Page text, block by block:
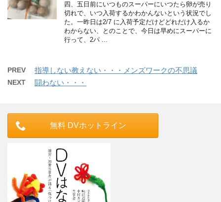
四、五日前にいつものスーパーにいつたら卵が売り
切れで、いつ入荷するかわかんないという状況でし
た。一昨日は2/7 に入荷予定だけどどれだけ入るか
わからない、とのことで、今日は早めにスーパーに
行って、2パ ...
PREV 指導しない教えない・・・メンズワークの不思議
NEXT 闘わない・・・
無料 DVホットライン